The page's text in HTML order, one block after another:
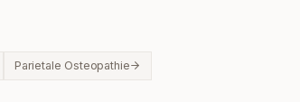
Parietale Osteopathie